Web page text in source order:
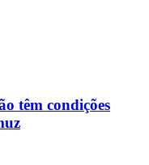
têm condições